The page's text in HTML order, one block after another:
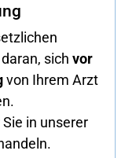
sich vor
von Ihrem Arzt
in unserer